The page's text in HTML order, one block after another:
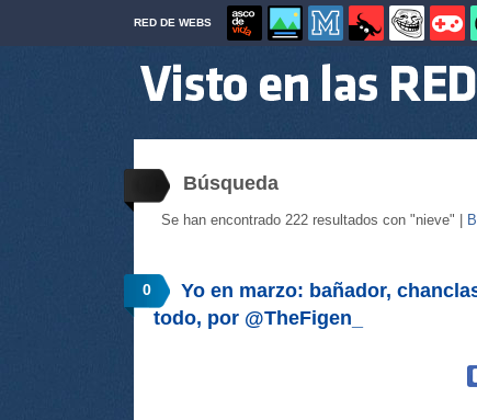
RED DE WEBS
Búsqueda
Se han encontrado 222 resultados con "nieve" |
0
Yo en marzo: bañador,
todo, por @TheFigen_